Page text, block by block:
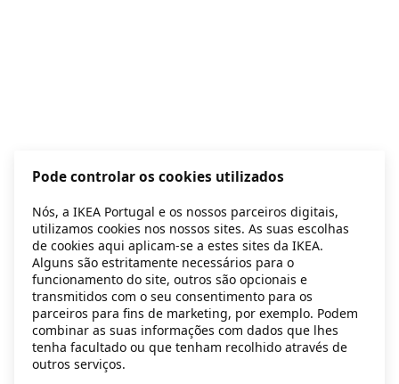
Application error: a client-side exception has occurred
Pode controlar os cookies utilizados
Nós, a IKEA Portugal e os nossos parceiros digitais,
utilizamos cookies nos nossos sites. As suas escolhas
de cookies aqui aplicam-se a estes sites da IKEA.
Alguns são estritamente necessários para o
funcionamento do site, outros são opcionais e
transmitidos com o seu consentimento para os
parceiros para fins de marketing, por exemplo. Podem
combinar as suas informações com dados que lhes
tenha facultado ou que tenham recolhido através de
outros serviços.